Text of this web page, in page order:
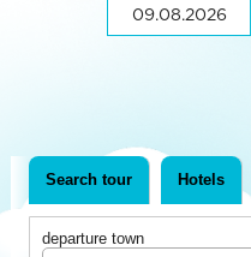
09.08.2026
Search tour Hotels
departure town